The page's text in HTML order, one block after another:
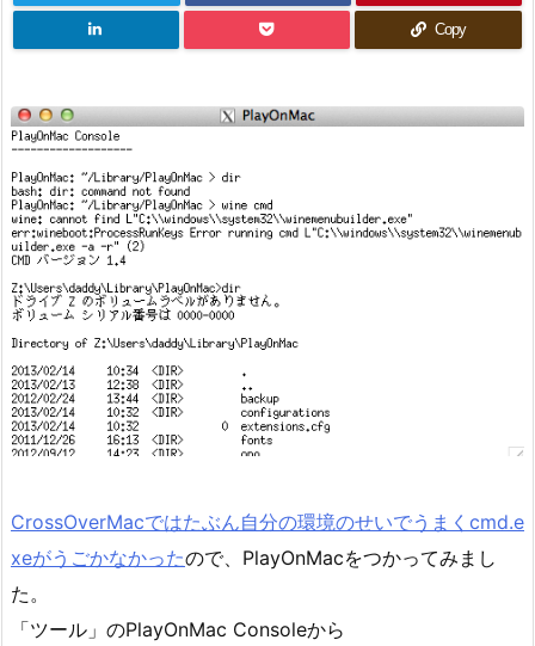
Copy
CrossOverMacではたぶん自分の環境のせいでうまくcmd.e
xeがうごかなかったので、PlayOnMacをつかってみまし
た。
「ツール」のPlayOnMac Consoleから